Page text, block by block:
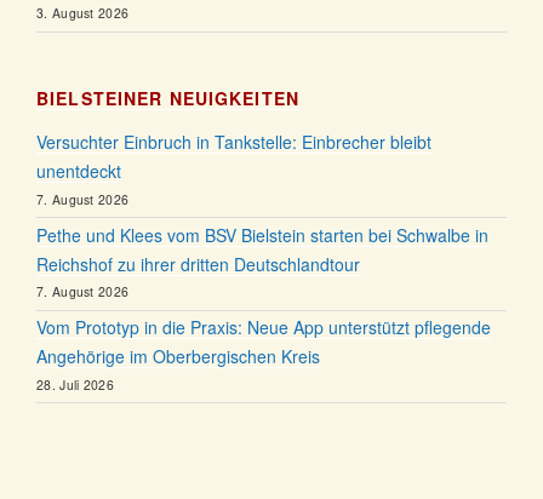
3. August 2026
BIELSTEINER NEUIGKEITEN
Versuchter Einbruch in Tankstelle: Einbrecher bleibt
unentdeckt
7. August 2026
Pethe und Klees vom BSV Bielstein starten bei Schwalbe in
Reichshof zu ihrer dritten Deutschlandtour
7. August 2026
Vom Prototyp in die Praxis: Neue App unterstützt pflegende
Angehörige im Oberbergischen Kreis
28. Juli 2026